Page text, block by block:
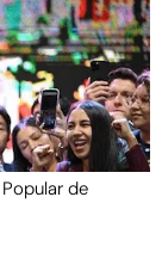
de